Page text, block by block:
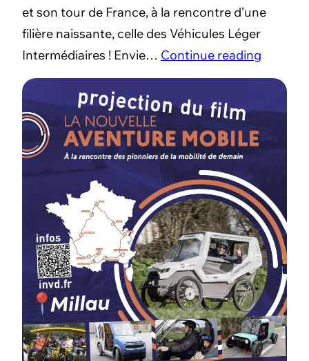
et son tour de France, à la rencontre d’une
filière naissante, celle des Véhicules Léger
Intermédiaires ! Envie… Continue reading